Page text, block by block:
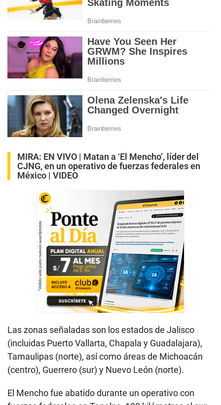
MIRA: EN VIVO | Matan a ‘El Mencho’, líder del
CJNG, en un operativo de fuerzas federales en
México | VIDEO
Las zonas señaladas son los estados de Jalisco
(incluidas Puerto Vallarta, Chapala y Guadalajara),
Tamaulipas (norte), así como áreas de Michoacán
(centro), Guerrero (sur) y Nuevo León (norte).
El Mencho fue abatido durante un operativo con